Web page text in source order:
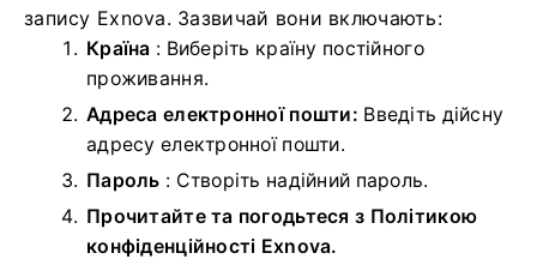
запису Exnova. Зазвичай вони включають:
Країна : Виберіть країну постійного
проживання.
Адреса електронної пошти: Введіть дійсну
адресу електронної пошти.
Пароль : Створіть надійний пароль.
Прочитайте та погодьтеся з Політикою
конфіденційності Exnova.